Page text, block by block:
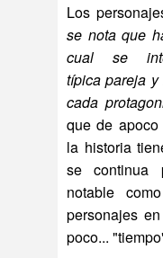
Los
se nota que
cual se
típica pareja
cada
que de apoco
la historia
se continua
notable
personajes
poco...